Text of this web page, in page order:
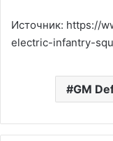
Источник: https://
electric-infantry-
GM